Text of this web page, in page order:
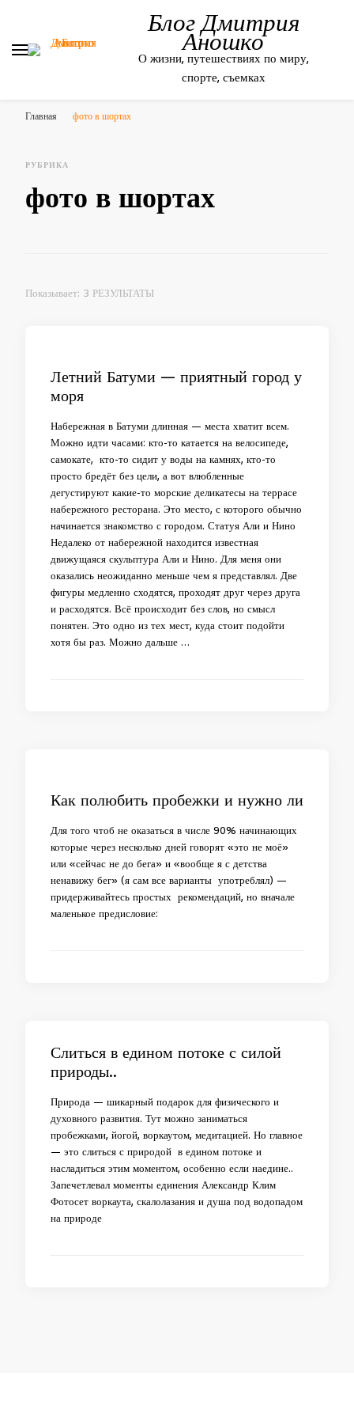
Блог Дмитрия
Аношко
О жизни, путешествиях по миру,
спорте, съемках
Главная фото в шортах
РУБРИКА
фото в шортах
Показывает: 3 РЕЗУЛЬТАТЫ
Летний Батуми — приятный город у
моря
Набережная в Батуми длинная — места хватит всем.
Можно идти часами: кто-то катается на велосипеде,
самокате, кто-то сидит у воды на камнях, кто-то
просто бредёт без цели, а вот влюбленные
дегустируют какие-то морские деликатесы на террасе
набережного ресторана. Это место, с которого обычно
начинается знакомство с городом. Статуя Али и Нино
Недалеко от набережной находится известная
движущаяся скульптура Али и Нино. Для меня они
оказались неожиданно меньше чем я представлял. Две
фигуры медленно сходятся, проходят друг через друга
и расходятся. Всё происходит без слов, но смысл
понятен. Это одно из тех мест, куда стоит подойти
хотя бы раз. Можно дальше …
Как полюбить пробежки и нужно ли
Для того чтоб не оказаться в числе 90% начинающих
которые через несколько дней говорят «это не моё»
или «сейчас не до бега» и «вообще я с детства
ненавижу бег» (я сам все варианты употреблял) —
придерживайтесь простых рекомендаций, но вначале
маленькое предисловие:
Слиться в едином потоке с силой
природы..
Природа — шикарный подарок для физического и
духовного развития. Тут можно заниматься
пробежками, йогой, воркаутом, медитацией. Но главное
— это слиться с природой в едином потоке и
насладиться этим моментом, особенно если наедине..
Запечетлевал моменты единения Александр Клим
Фотосет воркаута, скалолазания и душа под водопадом
на природе